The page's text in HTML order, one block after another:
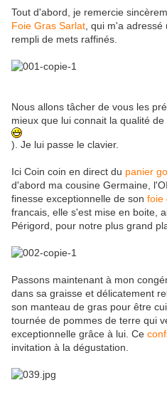
Tout d'abord, je remercie
Foie Gras Sarlat , qui m'a adressé
rempli de mets raffinés.
Nous allons tâcher de vous les
mieux que lui connait la qualité
). Je lui passe le clavier.
Ici Coin coin en direct du panier
d'abord ma cousine Germaine,
finesse exceptionnelle de son foie
francais, elle s'est mise en boite,
Périgord, pour notre plus grand
Passons maintenant à mon
dans sa graisse et délicatement
son manteau de gras pour être
tournée de pommes de terre qui
exceptionnelle grâce à lui. Ce
invitation à la dégustation.